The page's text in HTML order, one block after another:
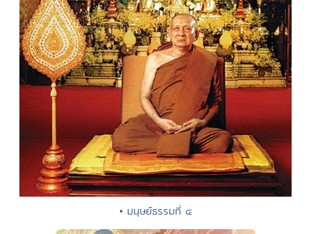
• มนุษย์ธรรมที่ ๔